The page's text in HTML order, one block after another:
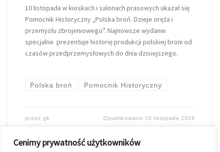
Cenimy prywatność użytkowników
10 listopada w kioskach i salonach prasowych ukazał się
Pomocnik Historyczny „Polska broń. Dzieje oręża i
przemysłu zbrojeniowego”. Najnowsze wydanie
specjalne prezentuje historię produkcji polskiej broni od
czasów przedprzemysłowych do dnia dzisiejszego.
Polska broń Pomocnik Historyczny
przez gk Opublikowano 10 listopada 2016